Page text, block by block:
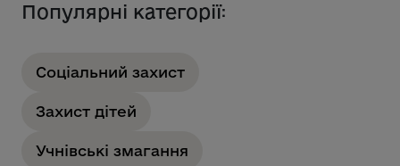
Популярні категорії:
Соціальний захист
Захист дітей
Учнівські змагання